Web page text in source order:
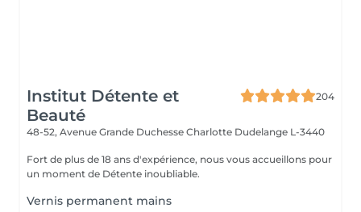
Institut Détente et
Beauté
204
48-52, Avenue Grande Duchesse Charlotte Dudelange L-3440
Fort de plus de 18 ans d'expérience, nous vous accueillons pour
un moment de Détente inoubliable.
Vernis permanent mains